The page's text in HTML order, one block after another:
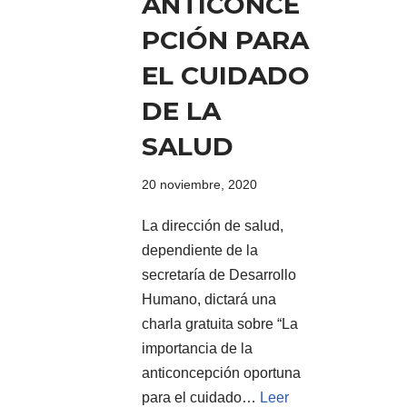
PCIÓN PARA
EL CUIDADO
DE LA
SALUD
20 noviembre, 2020
La dirección de salud,
dependiente de la
secretaría de Desarrollo
Humano, dictará una
charla gratuita sobre “La
importancia de la
anticoncepción oportuna
para el cuidado… Leer